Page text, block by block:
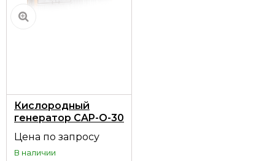
Кислородный
генератор CAP-O-30
контейнере с
системой заправки
Цена по запросу
В наличии